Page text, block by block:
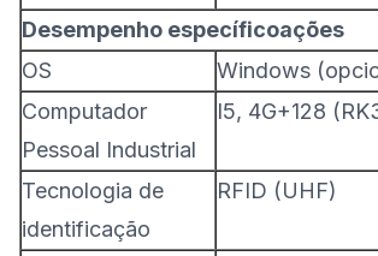
Desempenho específicoações
OS
Windows
Computador
Pessoal Industrial
I5, 4G+128
Tecnologia de
identificação
RFID (UHF)